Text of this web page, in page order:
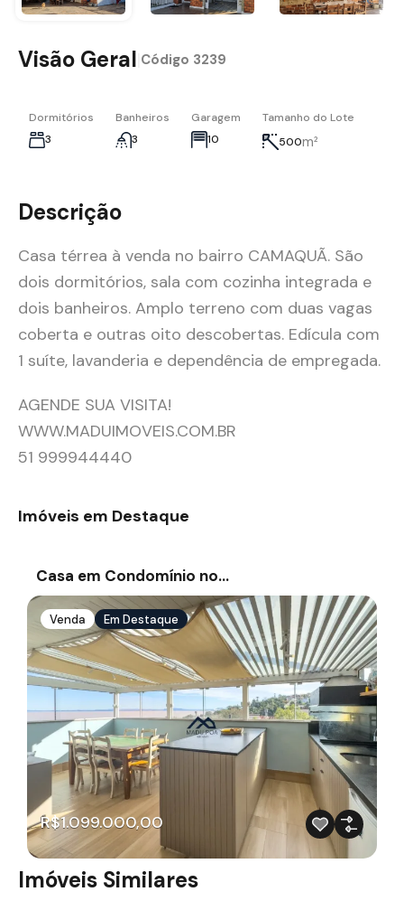
Visão Geral Código 3239
Dormitórios
3
Banheiros
3
Garagem
10
Tamanho do Lote
500m²
Descrição
Casa térrea à venda no bairro CAMAQUÃ. São
dois dormitórios, sala com cozinha integrada e
dois banheiros. Amplo terreno com duas vagas
coberta e outras oito descobertas. Edícula com
1 suíte, lavanderia e dependência de empregada.
AGENDE SUA VISITA!
WWW.MADUIMOVEIS.COM.BR
51 999944440
Imóveis em Destaque
Casa em Condomínio no…
Venda Em Destaque
R$1.099.000,00
Imóveis Similares